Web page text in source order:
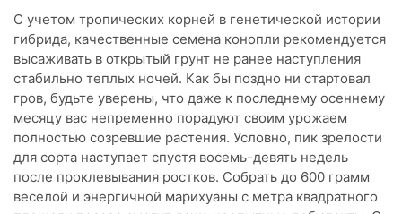
С учетом тропических корней в генетической истории
гибрида, качественные семена конопли рекомендуется
высаживать в открытый грунт не ранее наступления
стабильно теплых ночей. Как бы поздно ни стартовал
гров, будьте уверены, что даже к последнему осеннему
месяцу вас непременно порадуют своим урожаем
полностью созревшие растения. Условно, пик зрелости
для сорта наступает спустя восемь-девять недель
после проклевывания ростков. Собрать до 600 грамм
веселой и энергичной марихуаны с метра квадратного